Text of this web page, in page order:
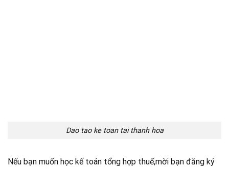
Dao tao ke toan tai thanh hoa
Nếu bạn muốn học kế toán tổng hợp thuế,mời bạn đăng ký